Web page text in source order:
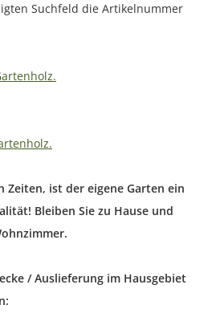
Suchfeld die Artikelnummer
Zeiten, ist der eigene Garten ein
Bleiben Sie zu Hause und
/ Auslieferung im Hausgebiet